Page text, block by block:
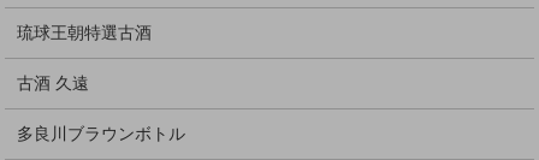
琉球王朝特選古酒
古酒 久遠
多良川ブラウンボトル